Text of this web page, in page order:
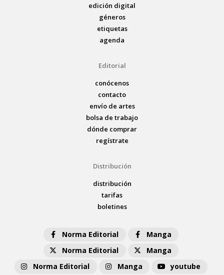
edición digital
géneros
etiquetas
agenda
Editorial
conócenos
contacto
envío de artes
bolsa de trabajo
dónde comprar
regístrate
Distribución
distribución
tarifas
boletines
Norma Editorial
Manga
Norma Editorial
Manga
Norma Editorial
Manga youtube